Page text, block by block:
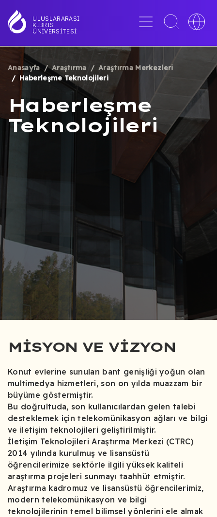
içeriğe
atla
ULUSLARARASI
KIBRIS
ÜNIVERSITESI
Menü
Toggle
search
Toggle
SAYFA
YOLU
Anasayfa Araştırma
Araştırma Merkezleri
Haberleşme Teknolojileri
Haberleşme
Teknolojileri
MISYON VE VIZYON
Konut evlerine sunulan bant genişliği yoğun olan
multimedya hizmetleri, son on yılda muazzam bir
büyüme göstermiştir.
Bu doğrultuda, son kullanıcılardan gelen talebi
desteklemek için telekomünikasyon ağları ve bilgi
ve iletişim teknolojileri geliştirilmiştir.
İletişim Teknolojileri Araştırma Merkezi (CTRC)
2014 yılında kurulmuş ve lisansüstü
öğrencilerimize sektörle ilgili yüksek kaliteli
araştırma projeleri sunmayı taahhüt etmiştir.
Araştırma kadromuz ve lisansüstü öğrencilerimiz,
modern telekomünikasyon ve bilgi
teknolojilerinin temel bilimsel yönlerini ele almak